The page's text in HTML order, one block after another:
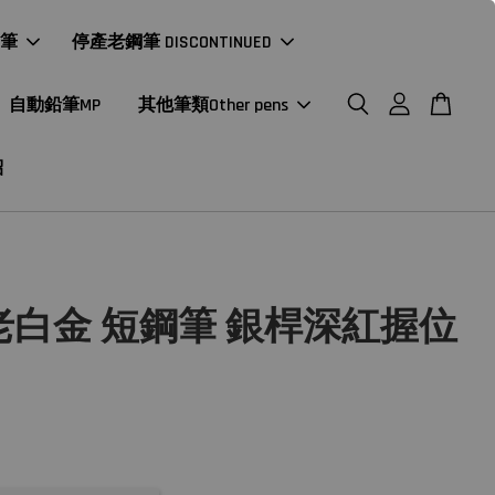
停產老鋼筆 DISCONTINUED
自動鉛筆MP 其他筆類Other pens
白金 短鋼筆 銀桿深紅握位